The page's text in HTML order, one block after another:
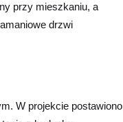
przy mieszkaniu, a
drzwi
W projekcie postawiono